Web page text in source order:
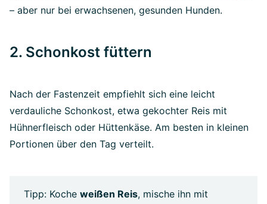
– aber nur bei erwachsenen, gesunden Hunden.
2. Schonkost füttern
Nach der Fastenzeit empfiehlt sich eine leicht
verdauliche Schonkost, etwa gekochter Reis mit
Hühnerfleisch oder Hüttenkäse. Am besten in kleinen
Portionen über den Tag verteilt.
Tipp: Koche weißen Reis, mische ihn mit